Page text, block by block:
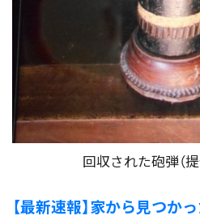
回収された砲弾（提
【最新速報】家から見つか